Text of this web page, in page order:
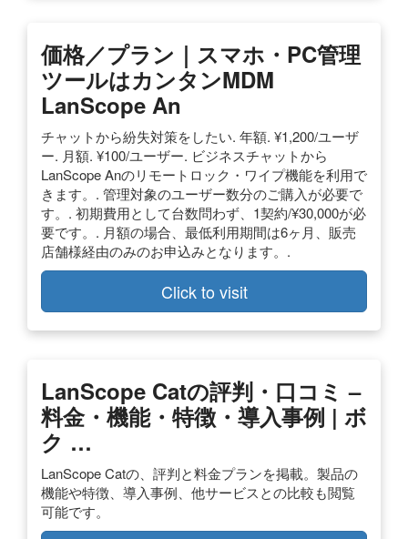
価格／プラン｜スマホ・PC管理
ツールはカンタンMDM
LanScope An
チャットから紛失対策をしたい. 年額. ¥1,200/ユーザ
ー. 月額. ¥100/ユーザー. ビジネスチャットから
LanScope Anのリモートロック・ワイプ機能を利用で
きます。. 管理対象のユーザー数分のご購入が必要で
す。. 初期費用として台数問わず、1契約/¥30,000が必
要です。. 月額の場合、最低利用期間は6ヶ月、販売
店舗様経由のみのお申込みとなります。.
Click to visit
LanScope Catの評判・口コミ –
料金・機能・特徴・導入事例 | ボ
ク …
LanScope Catの、評判と料金プランを掲載。製品の
機能や特徴、導入事例、他サービスとの比較も閲覧
可能です。